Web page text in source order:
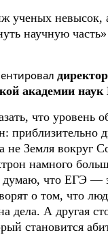
ученых невысок,
научную
академии
что уровень
приблизительно
не Земля вокруг
намного
думаю, что ЕГЭ —
о том, что
дела. А другая
становится